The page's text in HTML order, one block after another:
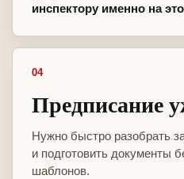
инспектору именно на
04
Предписание
Нужно быстро разобрать
и подготовить документы
шаблонов.